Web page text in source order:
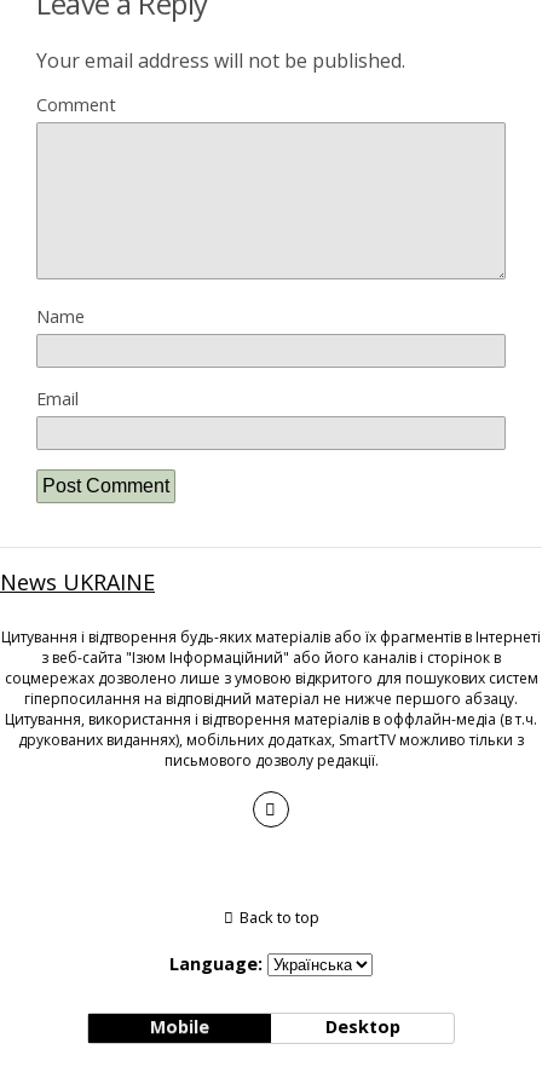
Your email address will not be published.
Comment
Name
Email
News UKRAINE
Цитування і відтворення будь-яких матеріалів або їх фрагментів в Інтернеті
з веб-сайта "Ізюм Інформаційний" або його каналів і сторінок в
соцмережах дозволено лише з умовою відкритого для пошукових систем
гіперпосилання на відповідний матеріал не нижче першого абзацу.
Цитування, використання і відтворення матеріалів в оффлайн-медіа (в т.ч.
друкованих виданнях), мобільних додатках, SmartTV можливо тільки з
письмового дозволу редакції.
Back to top
Language:
Mobile Desktop